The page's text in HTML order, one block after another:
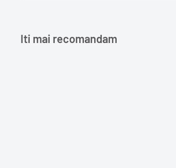
Iti mai recomandam